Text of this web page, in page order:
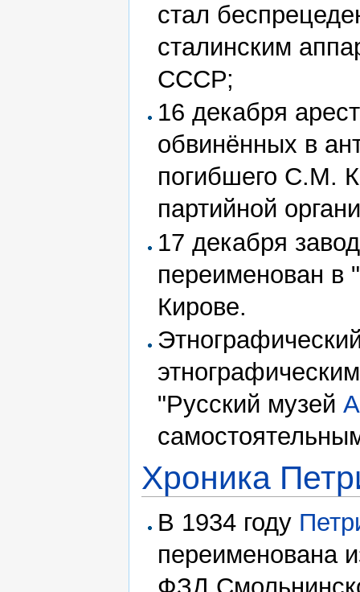
стал
сталинским
СССР;
16 декабря
обвинённых в
погибшего С.М.
партийной
17 декабря
переименован в
Кирове.
"Русский музей
Хроника
В 1934 году
переименована